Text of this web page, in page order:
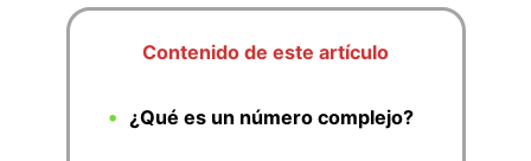
Contenido de este artículo
¿Qué es un número complejo?